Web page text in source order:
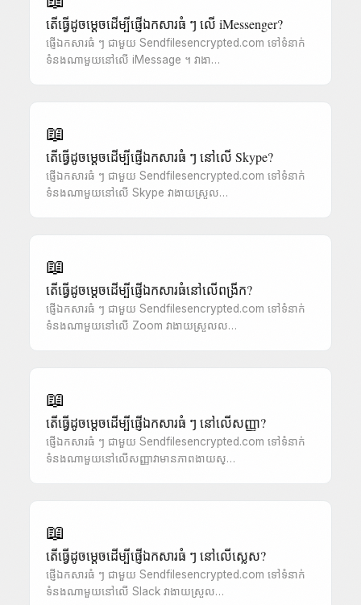
តើធ្វើដូចម្តេចដើម្បីផ្ញើឯកសារធំ ៗ លើ iMessenger?
ផ្ញើឯកសារធំ ៗ ជាមួយ Sendfilesencrypted.com ទៅទំនាក់
ទំនងណាមួយនៅលើ iMessage ។ វាងា…
📖
តើធ្វើដូចម្តេចដើម្បីផ្ញើឯកសារធំ ៗ នៅលើ Skype?
ផ្ញើឯកសារធំ ៗ ជាមួយ Sendfilesencrypted.com ទៅទំនាក់
ទំនងណាមួយនៅលើ Skype វាងាយស្រួល…
📖
តើធ្វើដូចម្តេចដើម្បីផ្ញើឯកសារធំនៅលើពង្រីក?
ផ្ញើឯកសារធំ ៗ ជាមួយ Sendfilesencrypted.com ទៅទំនាក់
ទំនងណាមួយនៅលើ Zoom វាងាយស្រួលល…
📖
តើធ្វើដូចម្តេចដើម្បីផ្ញើឯកសារធំ ៗ នៅលើសញ្ញា?
ផ្ញើឯកសារធំ ៗ ជាមួយ Sendfilesencrypted.com ទៅទំនាក់
ទំនងណាមួយនៅលើសញ្ញាវាមានភាពងាយស្…
📖
តើធ្វើដូចម្តេចដើម្បីផ្ញើឯកសារធំ ៗ នៅលើស្លេស?
ផ្ញើឯកសារធំ ៗ ជាមួយ Sendfilesencrypted.com ទៅទំនាក់
ទំនងណាមួយនៅលើ Slack វាងាយស្រួល…